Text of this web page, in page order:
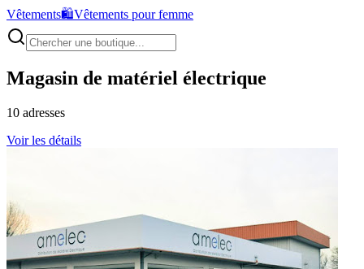
Vêtements🛍️Vêtements pour femme
Magasin de matériel électrique
10 adresses
Voir les détails